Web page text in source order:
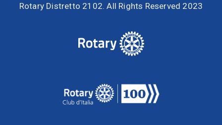
Rotary Distretto 2102. All Rights Reserved 2023